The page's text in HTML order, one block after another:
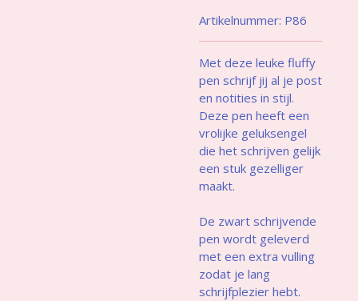
Artikelnummer: P86
Met deze leuke fluffy
pen schrijf jij al je post
en notities in stijl.
Deze pen heeft een
vrolijke geluksengel
die het schrijven gelijk
een stuk gezelliger
maakt.
De zwart schrijvende
pen wordt geleverd
met een extra vulling
zodat je lang
schrijfplezier hebt.